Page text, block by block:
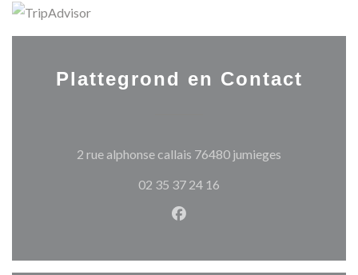
Plattegrond en Contact
2 rue alphonse callais 76480 jumieges
02 35 37 24 16
Facebook ((opent in een